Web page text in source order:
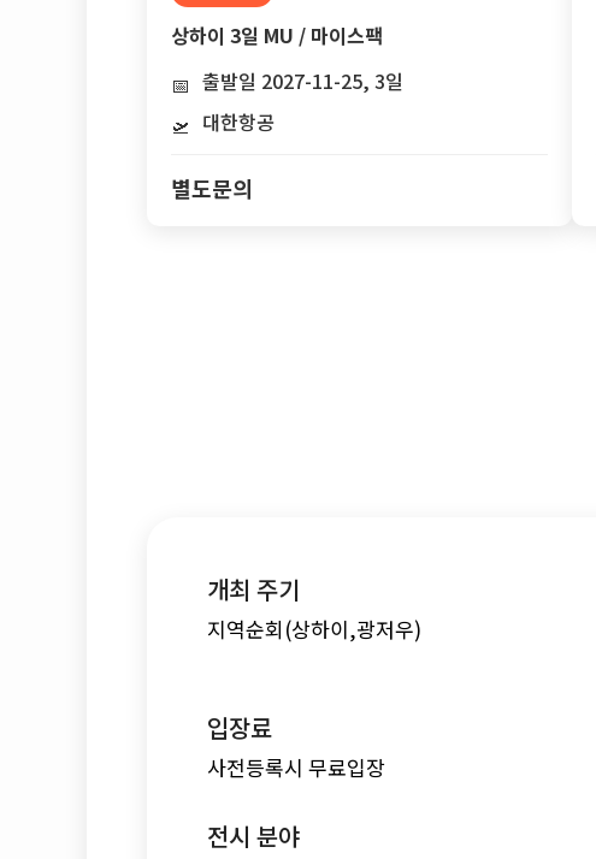
상하이 3일 MU / 마이스팩
📅 출발일 2027-11-25, 3일
🛫 대한항공
별도문의
개최 주기
지역순회(상하이,광저우)
입장료
사전등록시 무료입장
전시 분야